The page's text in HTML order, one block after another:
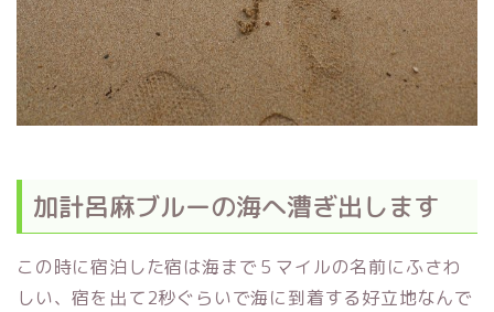
加計呂麻ブルーの海へ漕ぎ出します
この時に宿泊した宿は海まで５マイルの名前にふさわ
しい、宿を出て2秒ぐらいで海に到着する好立地なんで